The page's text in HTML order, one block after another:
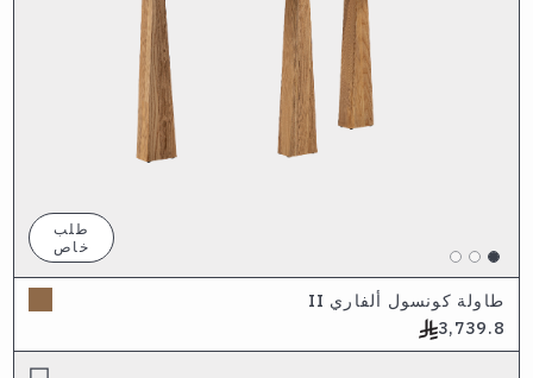
طلب
خاص
طاولة كونسول ألفاري II
3,739.8